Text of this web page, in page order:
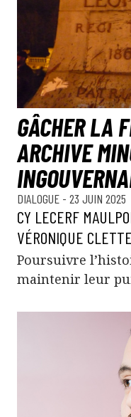
GÂCHER LA
ARCHIVE
DIALOGUE - 23 JUIN 2025
CY LECERF
VÉRONIQUE
Poursuivre
maintenir leur